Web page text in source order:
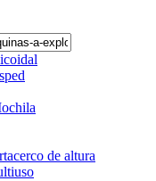
de altura